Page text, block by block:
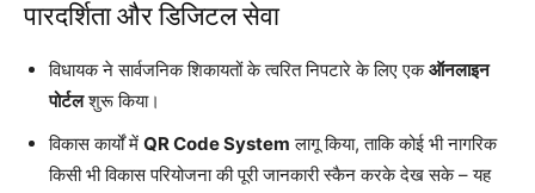
पारदर्शिता और डिजिटल सेवा
विधायक ने सार्वजनिक शिकायतों के त्वरित निपटारे के लिए एकऑनलाइन
पोर्टलशुरू किया।
विकास कार्यों में QR Code System लागू किया, ताकि कोई भी नागरिक
किसी भी विकास परियोजना की पूरी जानकारी स्कैन करके देख सके – यह